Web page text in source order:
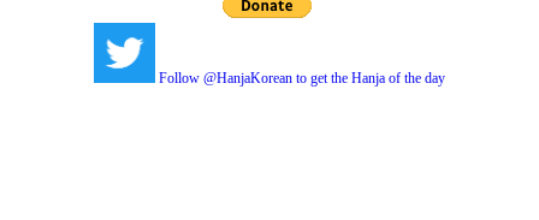
Follow @HanjaKorean to get the Hanja of the day